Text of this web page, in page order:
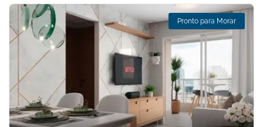
Pronto para Morar